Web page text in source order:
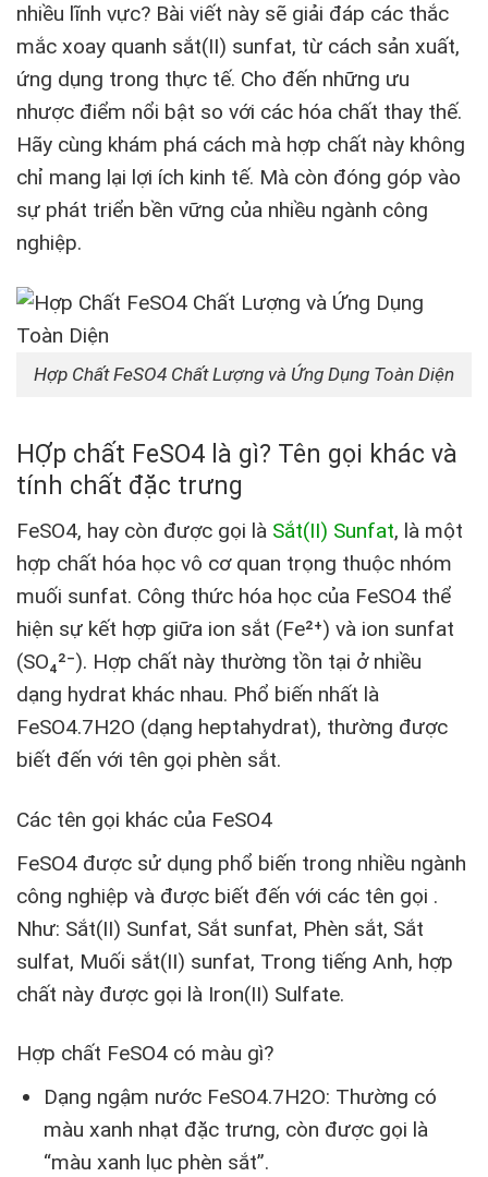
nhiều lĩnh vực? Bài viết này sẽ giải đáp các thắc
mắc xoay quanh sắt(II) sunfat, từ cách sản xuất,
ứng dụng trong thực tế. Cho đến những ưu
nhược điểm nổi bật so với các hóa chất thay thế.
Hãy cùng khám phá cách mà hợp chất này không
chỉ mang lại lợi ích kinh tế. Mà còn đóng góp vào
sự phát triển bền vững của nhiều ngành công
nghiệp.
Hợp Chất FeSO4 Chất Lượng và Ứng Dụng Toàn Diện
HỢp chất FeSO4 là gì? Tên gọi khác và
tính chất đặc trưng
FeSO4, hay còn được gọi là Sắt(II) Sunfat, là một
hợp chất hóa học vô cơ quan trọng thuộc nhóm
muối sunfat. Công thức hóa học của FeSO4 thể
hiện sự kết hợp giữa ion sắt (Fe²⁺) và ion sunfat
(SO₄²⁻). Hợp chất này thường tồn tại ở nhiều
dạng hydrat khác nhau. Phổ biến nhất là
FeSO4.7H2O (dạng heptahydrat), thường được
biết đến với tên gọi phèn sắt.
Các tên gọi khác của FeSO4
FeSO4 được sử dụng phổ biến trong nhiều ngành
công nghiệp và được biết đến với các tên gọi .
Như: Sắt(II) Sunfat, Sắt sunfat, Phèn sắt, Sắt
sulfat, Muối sắt(II) sunfat, Trong tiếng Anh, hợp
chất này được gọi là Iron(II) Sulfate.
Hợp chất FeSO4 có màu gì?
Dạng ngậm nước FeSO4.7H2O: Thường có
màu xanh nhạt đặc trưng, còn được gọi là
“màu xanh lục phèn sắt”.